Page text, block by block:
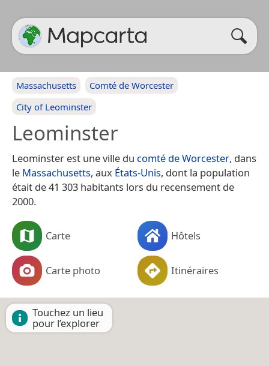
Massachusetts
Comté de Worcester
City of Leominster
Leominster
Leominster est une ville du comté de Worcester, dans
le Massachusetts, aux États-Unis, dont la population
était de 41 303 habitants lors du recensement de
2000.
Carte Hôtels
Carte photo Itinéraires
Touchez un lieu
pour l’explorer